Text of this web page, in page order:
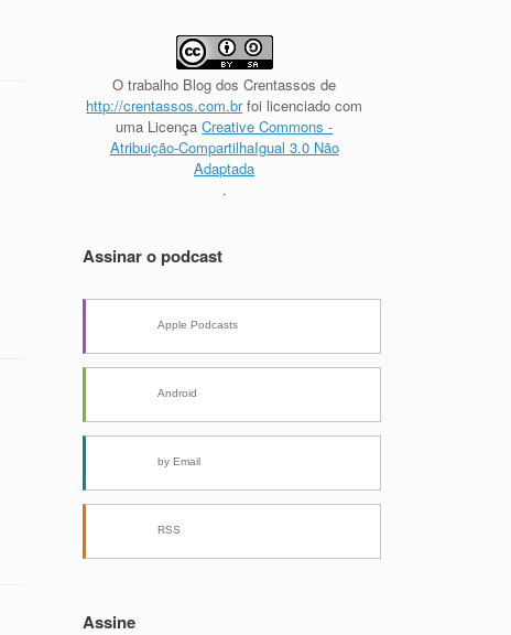
O trabalho Blog dos Crentassos de
http://crentassos.com.brfoi licenciado com
uma LicençaCreative Commons -
Atribuição-CompartilhaIgual 3.0 Não
Adaptada
.
Assinar o podcast
Apple Podcasts
Android
by Email
RSS
Assine